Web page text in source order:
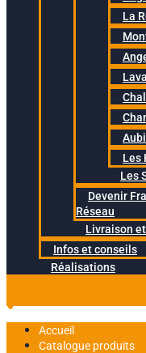
La
Les
Les
Devenir
Réseau
Livraison
Infos et conseils
Réalisations
Accueil
Catalogue produits